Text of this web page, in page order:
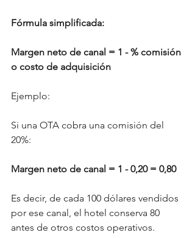
Fórmula simplificada:
Margen neto de canal = 1 - % comisión
o costo de adquisición
Ejemplo:
Si una OTA cobra una comisión del
20%:
Margen neto de canal = 1 - 0,20 = 0,80
Es decir, de cada 100 dólares vendidos
por ese canal, el hotel conserva 80
antes de otros costos operativos.